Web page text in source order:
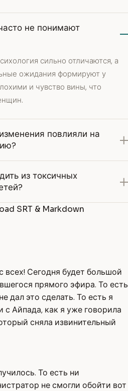
не понимают
сильно отличаются, а
ожидания формируют у
и чувство вины, что
повлияли на
из токсичных
SRT & Markdown
всех! Сегодня будет большой
прямого эфира. То есть
дал это сделать. То есть я
с Айпада, как я уже говорила
сняла извинительный
То есть ни
не смогли обойти вот